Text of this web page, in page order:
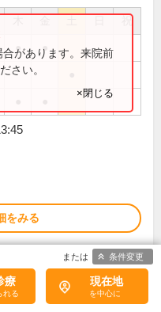
祝
● ●
があります。来院前
さい。
×閉じる
をみる
療 現在地
条件変更